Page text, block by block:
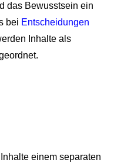
das Bewusstsein ein
bei Entscheidungen
Inhalte als
einem separaten